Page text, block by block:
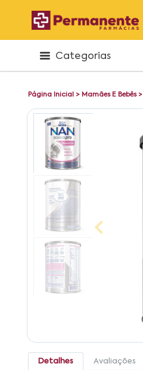
Categorias
Página Inicial > Mamães E Bebês>
Detalhes Avaliações